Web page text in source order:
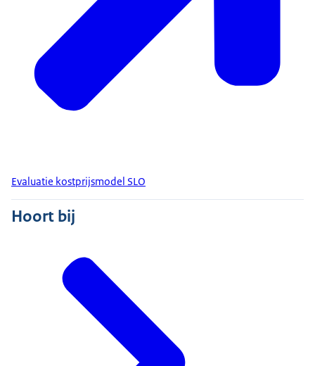
Evaluatie kostprijsmodel SLO
Hoort bij